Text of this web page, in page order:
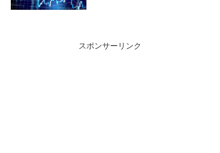
スポンサーリンク